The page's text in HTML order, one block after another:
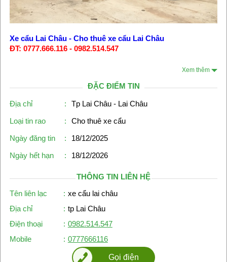
Xe cẩu Lai Châu- Cho thuê xe cẩu Lai Châu
ĐT: 0777.666.116 - 0982.514.547
Xem thêm
ĐẶC ĐIỂM TIN
Địa chỉ :
Tp Lai Châu - Lai Châu
Loại tin rao
:
Cho thuê xe cẩu
Ngày đăng tin
:
18/12/2025
Ngày hết hạn
: 18/12/2026
THÔNG TIN LIÊN HỆ
Tên liên lạc
: xe cẩu lai châu
Địa chỉ
: tp Lai Châu
Điện thoại
: 0982.514.547
Mobile
: 0777666116
Gọi điện